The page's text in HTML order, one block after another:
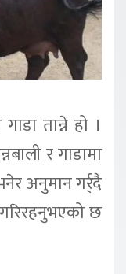
तान्ने हो ।
र गाडामा
अनुमान गर्र्दै
छ